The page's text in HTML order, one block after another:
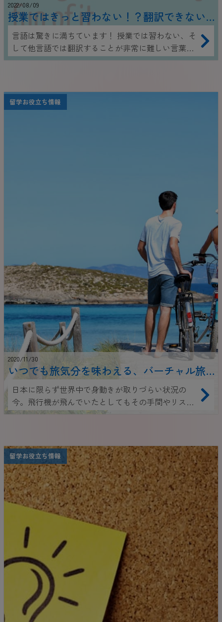
2022/08/09
授業ではきっと習わない！？翻訳できない
世界の言葉18選
言語は驚きに満ちています！ 授業では習わない、そ
して他言語では翻訳することが非常に難しい言葉が
世界にはたくさんあります。 ここでは、
留学お役立ち情報
2020/11/30
いつでも旅気分を味わえる、バーチャル旅
行に最適なお勧めInstagram10選
日本に限らず世界中で身動きが取りづらい状況の
今。飛行機が飛んでいたとしてもその手間やリスク
は計り知れません。 コロナがなければあの国に行く
ますよね。 でも大丈夫。旅行は沢山の時間とお金と
体力を使いますが、インターネットを覗けば無料で
沢山の写真や情報が！ そこで今回はステイホームで
旅行気分を味わえるインスタグラムアカウント10選
を紹介したいと思います！是非お気に入りのアカウ
ントを見つけて旅行気分を味わいつつ、コロナ収束
後の旅行計画に役立ててください！
留学お役立ち情報